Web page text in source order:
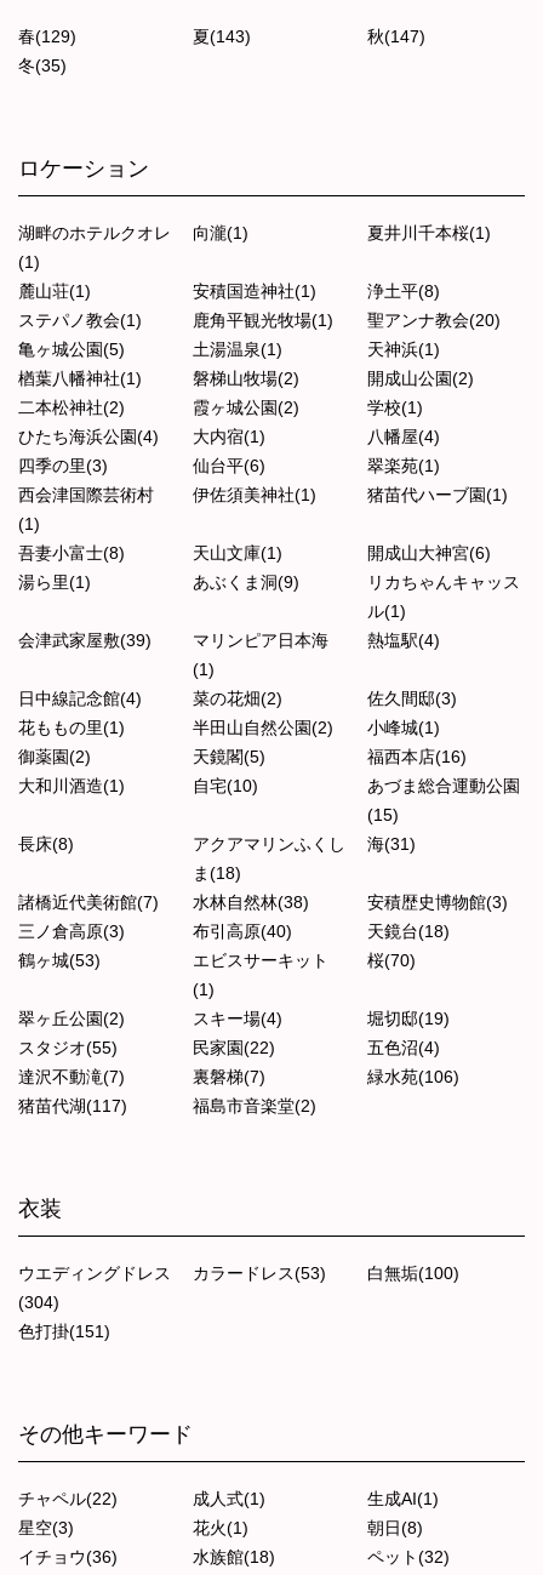
春(129) 夏(143)
秋(147)
冬(35)
ロケーション
湖畔のホテルクオレ
(1)
向瀧(1) 夏井川千本桜(1)
麓山荘(1) 安積国造神社(1)
浄土平(8)
ステパノ教会(1)
鹿角平観光牧場(1)
聖アンナ教会(20)
亀ヶ城公園(5)
土湯温泉(1)
天神浜(1)
楢葉八幡神社(1)
磐梯山牧場(2)
開成山公園(2)
二本松神社(2)
霞ヶ城公園(2)
学校(1)
ひたち海浜公園(4)
大内宿(1)
八幡屋(4)
四季の里(3)
仙台平(6)
翠楽苑(1)
西会津国際芸術村
(1)
伊佐須美神社(1) 猪苗代ハーブ園(1)
吾妻小富士(8) 天山文庫(1)
開成山大神宮(6)
湯ら里(1)
あぶくま洞(9)
リカちゃんキャッス
ル(1)
会津武家屋敷(39)
マリンピア日本海
(1)
熱塩駅(4)
日中線記念館(4) 菜の花畑(2)
佐久間邸(3)
花ももの里(1)
半田山自然公園(2)
小峰城(1)
御薬園(2)
天鏡閣(5)
福西本店(16)
大和川酒造(1)
自宅(10)
あづま総合運動公園
(15)
長床(8)
アクアマリンふくし
ま(18)
海(31)
諸橋近代美術館(7) 水林自然林(38)
安積歴史博物館(3)
三ノ倉高原(3)
布引高原(40)
天鏡台(18)
鶴ヶ城(53)
エビスサーキット
(1)
桜(70)
翠ヶ丘公園(2) スキー場(4)
堀切邸(19)
スタジオ(55)
民家園(22)
五色沼(4)
達沢不動滝(7)
裏磐梯(7)
緑水苑(106)
猪苗代湖(117)
福島市音楽堂(2)
衣装
ウエディングドレス
(304)
カラードレス(53) 白無垢(100)
色打掛(151)
その他キーワード
チャペル(22) 成人式(1)
生成AI(1)
星空(3)
花火(1)
朝日(8)
イチョウ(36)
水族館(18)
ペット(32)